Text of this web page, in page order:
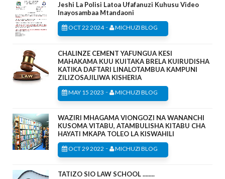
Jeshi La Polisi Latoa Ufafanuzi Kuhusu Video
Inayosambaa Mtandaoni
OCT 22 2024- MICHUZI BLOG
CHALINZE CEMENT YAFUNGUA KESI
MAHAKAMA KUU KUITAKA BRELA KUIRUDISHA
KATIKA DAFTARI LINALOTAMBUA KAMPUNI
ZILIZOSAJILIWA KISHERIA
MAY 15 2023 - MICHUZI BLOG
WAZIRI MHAGAMA VIONGOZI NA WANANCHI
KUSOMA VITABU, ATAMBULISHA KITABU CHA
HAYATI MKAPA TOLEO LA KISWAHILI
OCT 29 2022 - MICHUZI BLOG
TATIZO SIO LAW SCHOOL ........